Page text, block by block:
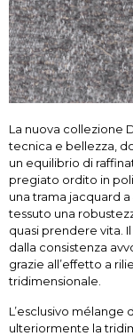
La nuova collezione
tecnica e bellezza,
un equilibrio di
pregiato ordito in
una trama jacquard
tessuto una
quasi prendere vita.
dalla consistenza
grazie all’effetto a
tridimensionale.
L’esclusivo mélange
ulteriormente la